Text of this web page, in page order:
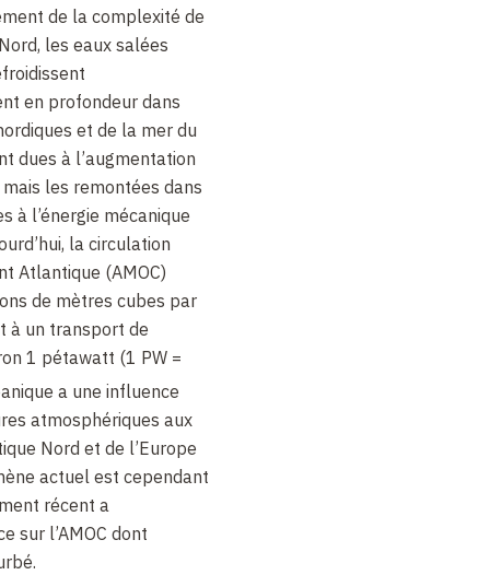
de la complexité de
les eaux salées
en profondeur dans
et de la mer du
dues à l’augmentation
les remontées dans
à l’énergie mécanique
la circulation
Atlantique (AMOC)
de mètres cubes par
à un transport de
1 pétawatt (1 PW =
a une influence
atmosphériques aux
Nord et de l’Europe
actuel est cependant
récent a
sur l’AMOC dont